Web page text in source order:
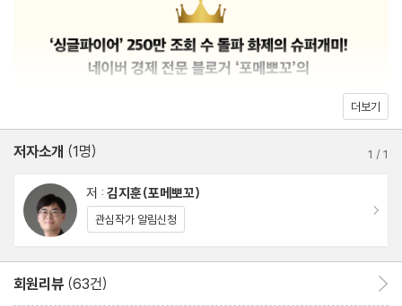
이 책은 저자가 그간 치밀하게 설계하고 검증한 바로 이 투자법의 모
든 것을 담았다. 부족한 시드머니를 마련하는 방법부터 시작해, 현재
소득과 형편에 따라 최적의 투자 비중을 배분하는 노하우, 수익을 더
욱 극대화하는 재투자법과 레버리지 투자법, 연금저축계좌와 IRP계
좌 100% 활용법, 놓치기 쉬운 절세 방법까지 미국 ETF 투자의 전
과정을 가이드하는 가장 완벽한 투자 로드맵이다. 이 책과 함께 단 3
동 사냥 시스템’을 갖추게 될 것이다.
03 남들보다 적은 투자금으로 은퇴하는 법
04 5가지 자산관리 파이프라인
05 단 3개의 미국 ETF로 구축한 나의 트라이앵글 포트폴리오
3장 - 트라이앵글 포트폴리오 Ⅰ 경제적 자유로 가는 투자의 초석, S
&P500 ETF
01 S&P500에 가장 먼저 투자해야 하는 이유
02 거치식 투자가 좋을까, 적립식 투자가 좋을까?
03 최악의 타이밍에 매수했더라도 출구는 있다
더보기
저자소개 (1명) 1 /1
저 : 김지훈(포메뽀꼬)
관심작가 알림신청
회원리뷰 (63건)